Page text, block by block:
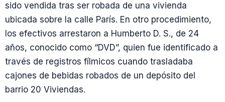
sido vendida tras ser robada de una vivienda
ubicada sobre la calle París. En otro procedimiento,
los efectivos arrestaron a Humberto D. S., de 24
años, conocido como “DVD”, quien fue identificado a
través de registros fílmicos cuando trasladaba
cajones de bebidas robados de un depósito del
barrio 20 Viviendas.